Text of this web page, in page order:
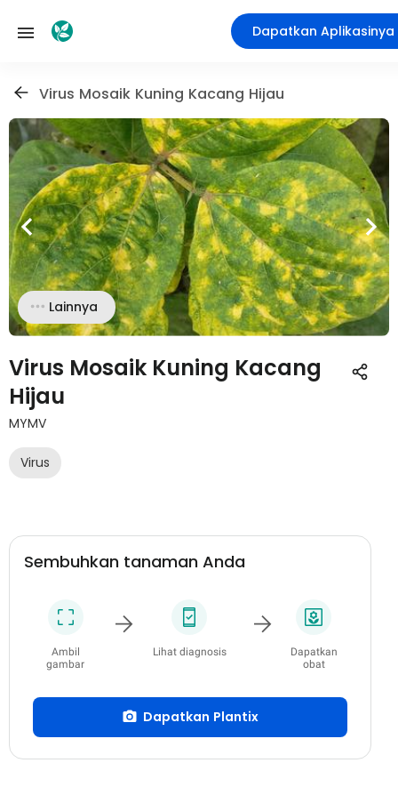
Dapatkan Aplikasinya
Virus Mosaik Kuning Kacang Hijau
Lainnya
Virus Mosaik Kuning Kacang
Hijau
MYMV
Virus
Sembuhkan tanaman Anda
Ambil
gambar
Lihat diagnosis
Dapatkan
obat
Dapatkan Plantix